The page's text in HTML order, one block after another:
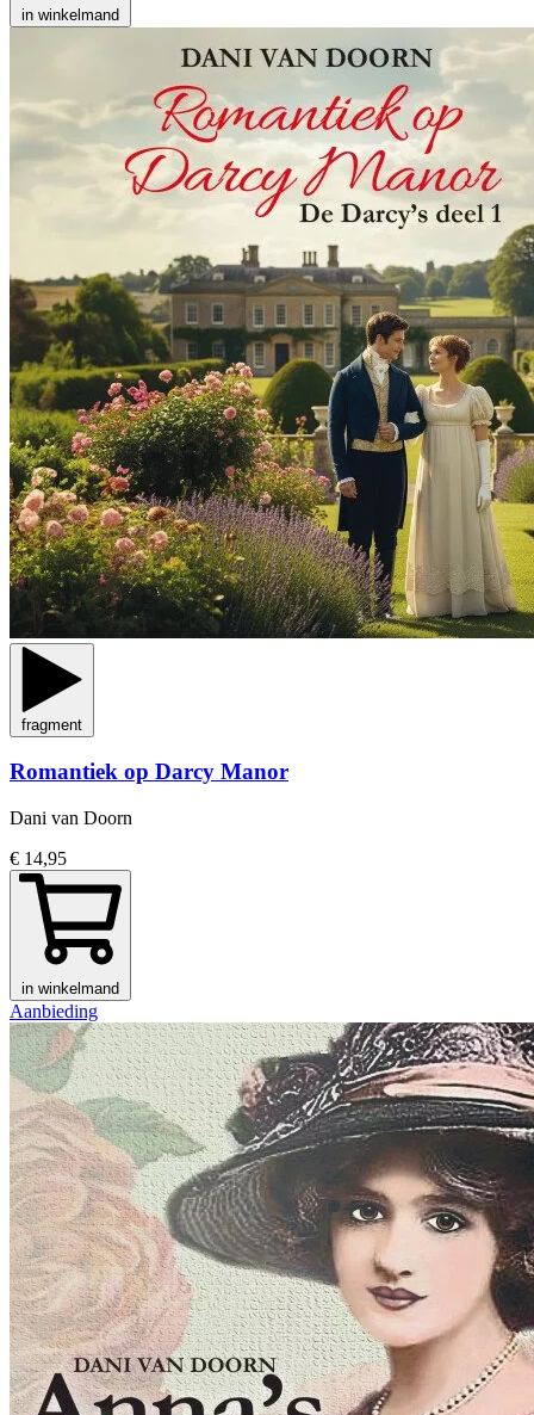
in winkelmand
fragment
Romantiek op Darcy Manor
Dani van Doorn
€ 14,95
in winkelmand
Aanbieding